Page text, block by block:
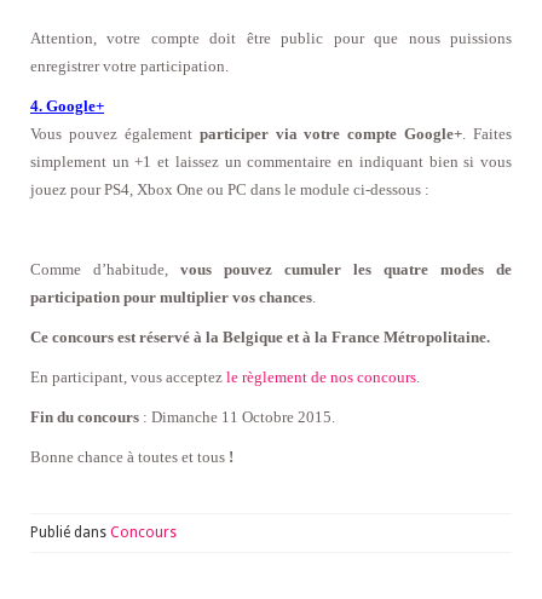
Attention, votre compte doit être public pour que nous puissions
enregistrer votre participation.
4. Google+
Vous pouvez également participer via votre compte Google+ . Faites
simplement un +1 et laissez un commentaireen indiquant bien si vous
jouez pour PS4, Xbox One ou PC dans le module ci-dessous :
Comme d’habitude, vous pouvez cumuler les quatre modes de
participation pour multiplier vos chances
Ce concours est réservé à la Belgique et à la France Métropolitaine.
En participant, vous acceptez le règlement de nos concours
Fin du concours : Dimanche 11 Octobre 2015.
Bonne chance à toutes et tous !
Publié dans Concours